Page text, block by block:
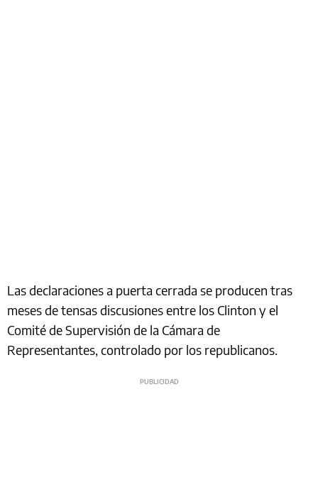
Las declaraciones a puerta cerrada se producen tras
meses de tensas discusiones entre los Clinton y el
Comité de Supervisión de la Cámara de
Representantes, controlado por los republicanos.